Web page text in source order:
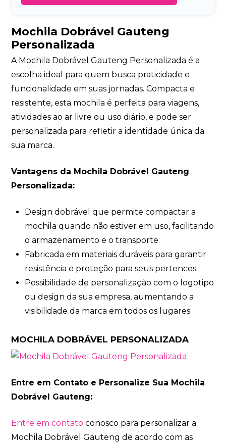
Mochila Dobrável Gauteng
Personalizada
A Mochila Dobrável Gauteng Personalizada é a
escolha ideal para quem busca praticidade e
funcionalidade em suas jornadas. Compacta e
resistente, esta mochila é perfeita para viagens,
atividades ao ar livre ou uso diário, e pode ser
personalizada para refletir a identidade única da
sua marca.
Vantagens da Mochila Dobrável Gauteng
Personalizada:
Design dobrável que permite compactar a
mochila quando não estiver em uso, facilitando
o armazenamento e o transporte
Fabricada em materiais duráveis para garantir
resistência e proteção para seus pertences
Possibilidade de personalização com o logotipo
ou design da sua empresa, aumentando a
visibilidade da marca em todos os lugares
MOCHILA DOBRÁVEL PERSONALIZADA
Entre em Contato e Personalize Sua Mochila
Dobrável Gauteng:
Entre em contato conosco para personalizar a
Mochila Dobrável Gauteng de acordo com as